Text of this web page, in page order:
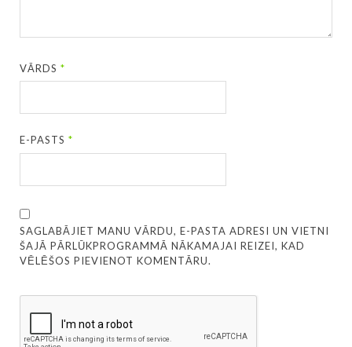
VĀRDS*
E-PASTS*
SAGLABĀJIET MANU VĀRDU, E-PASTA ADRESI UN VIETNI
ŠAJĀ PĀRLŪKPROGRAMMĀ NĀKAMAJAI REIZEI, KAD
VĒLĒŠOS PIEVIENOT KOMENTĀRU.